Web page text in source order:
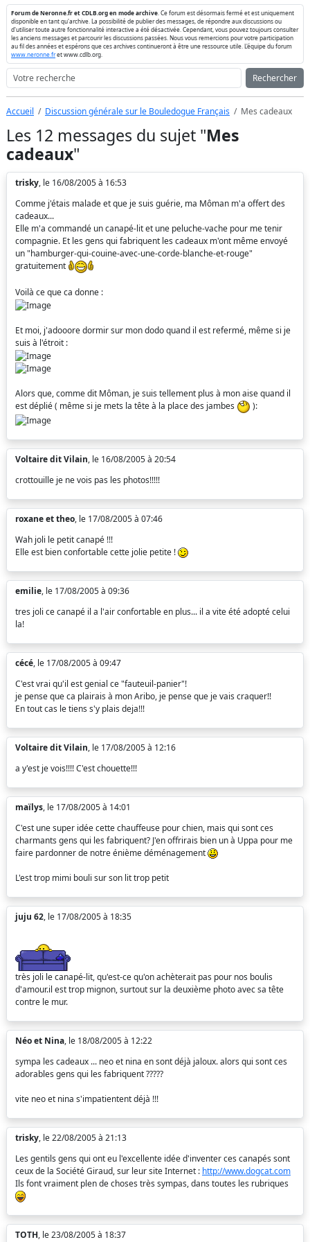
Forum de Neronne.fr et CDLB.org en mode archive . Ce forum est désormais fermé et est uniquement
disponible en tant qu'archive. La possibilité de publier des messages, de répondre aux discussions ou
d'utiliser toute autre fonctionnalité interactive a été désactivée. Cependant, vous pouvez toujours consulter
les anciens messages et parcourir les discussions passées. Nous vous remercions pour votre participation
au fil des années et espérons que ces archives continueront à être une ressource utile. L'équipe du forum
www.neronne.fret www.cdlb.org.
Rechercher
Accueil Discussion générale sur le Bouledogue Français Mes cadeaux
Les 12 messages du sujet "Mes
cadeaux"
trisky, le 16/08/2005 à 16:53
Comme j'étais malade et que je suis guérie, ma Môman m'a offert des
cadeaux...
Elle m'a commandé un canapé-lit et une peluche-vache pour me tenir
compagnie. Et les gens qui fabriquent les cadeaux m'ont même envoyé
un "hamburger-qui-couine-avec-une-corde-blanche-et-rouge"
gratuitement
Voilà ce que ca donne :
Et moi, j'adooore dormir sur mon dodo quand il est refermé, même si je
suis à l'étroit :
Alors que, comme dit Môman, je suis tellement plus à mon aise quand il
est déplié ( même si je mets la tête à la place des jambes
):
Voltaire dit Vilain, le 16/08/2005 à 20:54
crottouille je ne vois pas les photos!!!!!
roxane et theo, le 17/08/2005 à 07:46
Wah joli le petit canapé !!!
Elle est bien confortable cette jolie petite !
emilie, le 17/08/2005 à 09:36
tres joli ce canapé il a l'air confortable en plus... il a vite été adopté celui
la!
cécé, le 17/08/2005 à 09:47
C'est vrai qu'il est genial ce "fauteuil-panier"!
je pense que ca plairais à mon Aribo, je pense que je vais craquer!!
En tout cas le tiens s'y plais deja!!!
Voltaire dit Vilain, le 17/08/2005 à 12:16
a y'est je vois!!!! C'est chouette!!!
maïlys, le 17/08/2005 à 14:01
C'est une super idée cette chauffeuse pour chien, mais qui sont ces
charmants gens qui les fabriquent? J'en offrirais bien un à Uppa pour me
faire pardonner de notre énième déménagement
L'est trop mimi bouli sur son lit trop petit
juju 62, le 17/08/2005 à 18:35
très joli le canapé-lit, qu'est-ce qu'on achèterait pas pour nos boulis
d'amour.il est trop mignon, surtout sur la deuxième photo avec sa tête
contre le mur.
Néo et Nina, le 18/08/2005 à 12:22
sympa les cadeaux ... neo et nina en sont déjà jaloux. alors qui sont ces
adorables gens qui les fabriquent ?????
vite neo et nina s'impatientent déjà !!!
trisky, le 22/08/2005 à 21:13
Les gentils gens qui ont eu l'excellente idée d'inventer ces canapés sont
ceux de la Société Giraud, sur leur site Internet : http://www.dogcat.com
Ils font vraiment plen de choses très sympas, dans toutes les rubriques
TOTH, le 23/08/2005 à 18:37